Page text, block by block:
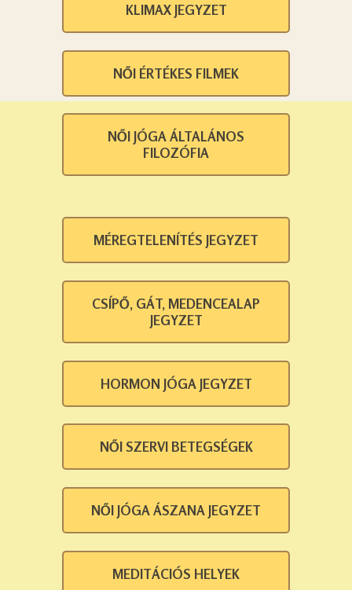
KLIMAX JEGYZET
NŐI ÉRTÉKES FILMEK
NŐI JÓGA ÁLTALÁNOS
FILOZÓFIA
MÉREGTELENÍTÉS JEGYZET
CSÍPŐ, GÁT, MEDENCEALAP
JEGYZET
HORMON JÓGA JEGYZET
NŐI SZERVI BETEGSÉGEK
NŐI JÓGA ÁSZANA JEGYZET
MEDITÁCIÓS HELYEK